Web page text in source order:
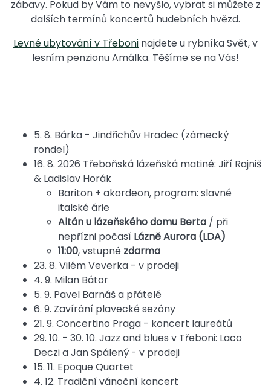
zábavy. Pokud by Vám to nevyšlo, vybrat si můžete z
dalších termínů koncertů hudebních hvězd.
Levné ubytování v Třeboni najdete u rybníka Svět, v
lesním penzionu Amálka. Těšíme se na Vás!
5. 8. Bárka - Jindřichův Hradec (zámecký
rondel)
16. 8. 2026 Třeboňská lázeňská matiné: Jiří Rajniš
& Ladislav Horák
Bariton + akordeon, program: slavné
italské árie
Altán u lázeňského domu Berta / při
nepřízni počasí Lázně Aurora (LDA)
11:00, vstupné zdarma
23. 8. Vilém Veverka - v prodeji
4. 9. Milan Bátor
5. 9. Pavel Barnáš a přátelé
6. 9. Zavírání plavecké sezóny
21. 9. Concertino Praga - koncert laureátů
29. 10. - 30. 10. Jazz and blues v Třeboni: Laco
Deczi a Jan Spálený - v prodeji
15. 11. Epoque Quartet
4. 12. Tradiční vánoční koncert